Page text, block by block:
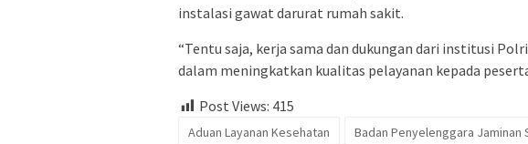
instalasi gawat darurat rumah sakit.
“Tentu saja, kerja sama dan dukungan dari institusi
dalam meningkatkan kualitas pelayanan kepada
Post Views: 415
Aduan Layanan Kesehatan Badan Penyelenggara Jaminan